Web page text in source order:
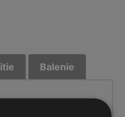
Balenie